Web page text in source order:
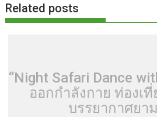
Related posts
“Night Safari Dance
ออกกำลังกาย ท่องเ
บรรยากาศยา